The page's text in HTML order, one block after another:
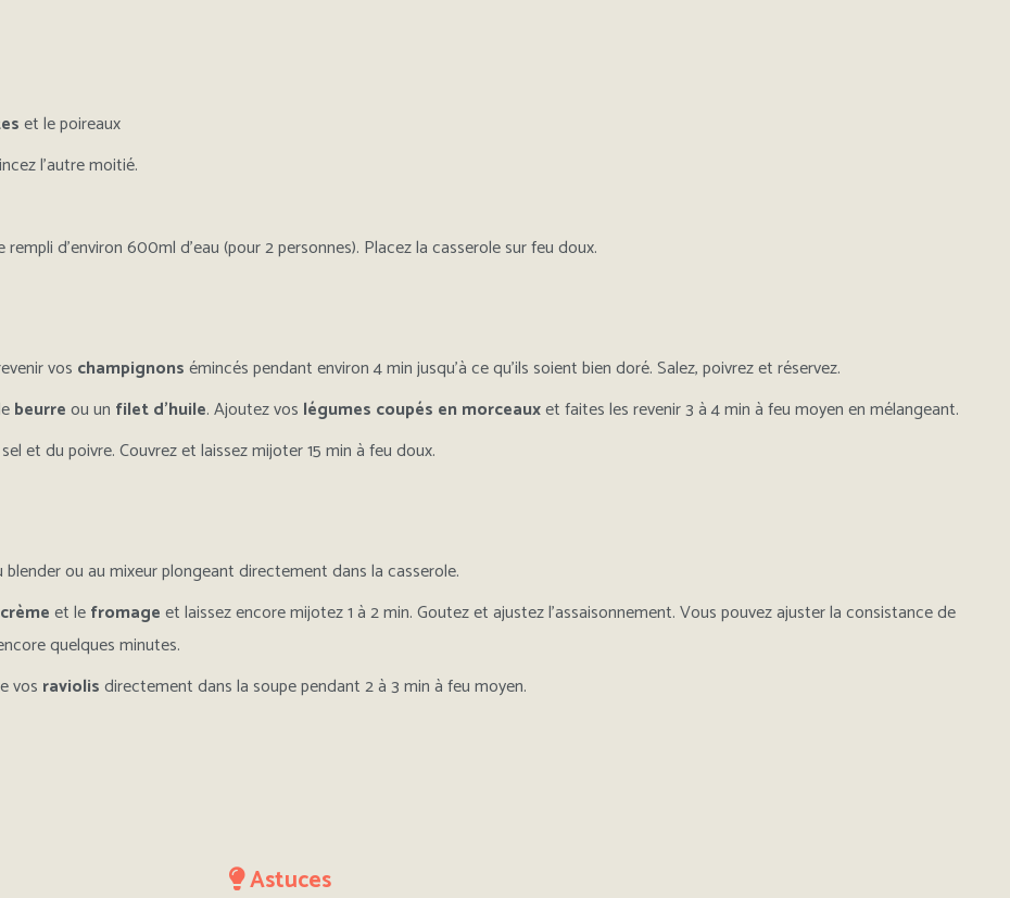
et le poireaux
l’autre moitié.
d’environ 600ml d’eau (pour 2 personnes). Placez la casserole sur feu doux.
vos champignonsémincés pendant environ 4 min jusqu’à ce qu’ils soient bien doré. Salez, poivrez et réservez.
beurreou un filet d’huile. Ajoutez vos légumes coupés en morceauxet faites les revenir 3 à 4 min à feu moyen en mélangeant.
et du poivre. Couvrez et laissez mijoter 15 min à feu doux.
ou au mixeur plongeant directement dans la casserole.
crèmeet lefromageet laissez encore mijotez 1 à 2 min. Goutez et ajustez l’assaisonnement. Vous pouvez ajuster la consistance de
quelques minutes.
vos raviolisdirectement dans la soupe pendant 2 à 3 min à feu moyen.
Astuces